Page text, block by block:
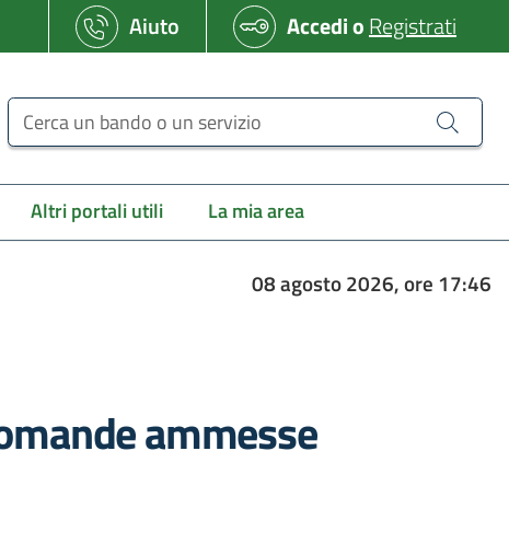
Aiuto AccedioRegistrati
Cerca un bando o un servizio
Altri portali utili La mia area
08 agosto 2026, ore 17:46
ammesse